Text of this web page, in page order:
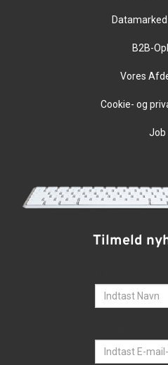
B2B-
Vores
Cookie- og
Job
Tilmeld